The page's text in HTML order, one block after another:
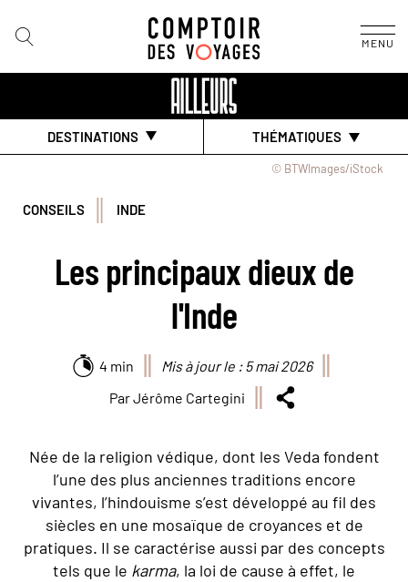
MENU
DESTINATIONS THÉMATIQUES
© BTWImages/iStock
CONSEILS INDE
Les principaux dieux de
l'Inde
4 min
Mis à jour le : 5 mai 2026
Par Jérôme Cartegini
Née de la religion védique, dont les Veda fondent
l’une des plus anciennes traditions encore
vivantes, l’hindouisme s’est développé au fil des
siècles en une mosaïque de croyances et de
pratiques. Il se caractérise aussi par des concepts
tels que le karma, la loi de cause à effet, le